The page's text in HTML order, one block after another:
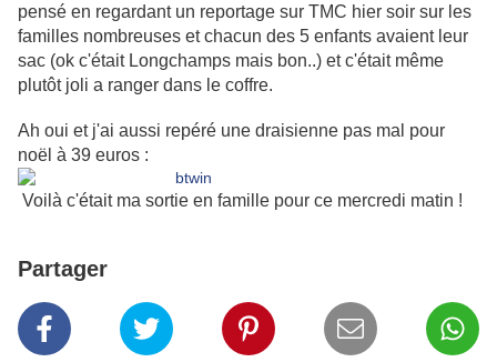
pensé en regardant un reportage sur TMC hier soir sur les
familles nombreuses et chacun des 5 enfants avaient leur
sac (ok c'était Longchamps mais bon..) et c'était même
plutôt joli a ranger dans le coffre.
Ah oui et j'ai aussi repéré une draisienne pas mal pour
noël à 39 euros :
Voilà c'était ma sortie en famille pour ce mercredi matin !
Partager